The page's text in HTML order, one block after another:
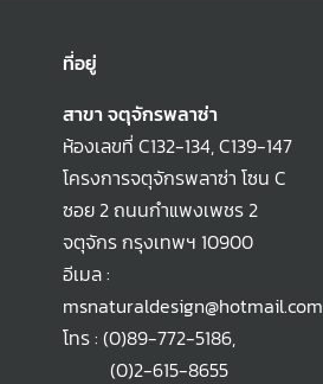
ที่อยู่
สาขา จตุจักรพลาซ่า
ห้องเลขที่ C132-134, C139-147
โครงการจตุจักรพลาซ่า โซน C
ซอย 2 ถนนกำแพงเพชร 2
จตุจักร กรุงเทพฯ 10900
อีเมล :
msnaturaldesign@hotmail.com
โทร : (0)89-772-5186,
(0)2-615-8655